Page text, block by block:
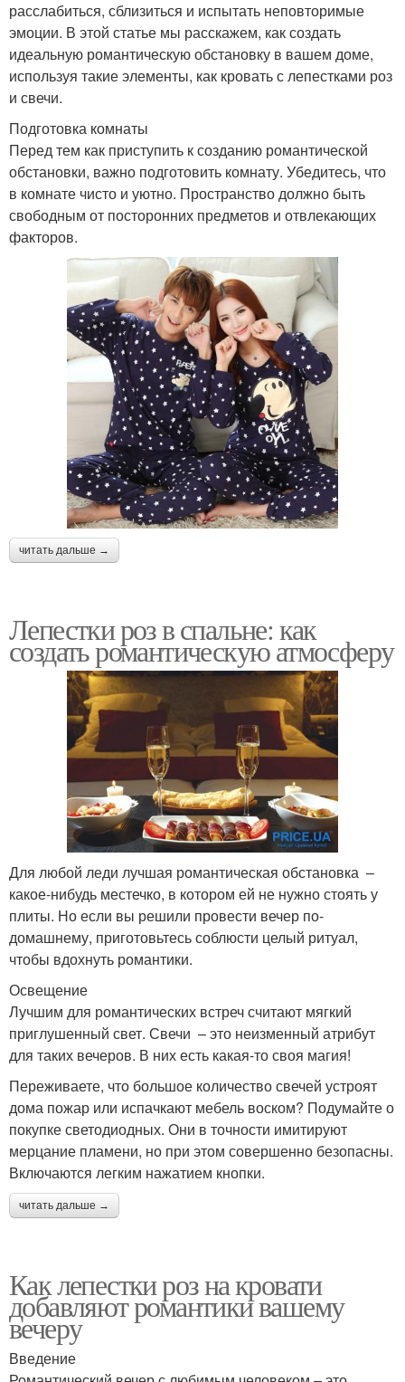
расслабиться, сблизиться и испытать неповторимые
эмоции. В этой статье мы расскажем, как создать
идеальную романтическую обстановку в вашем доме,
используя такие элементы, как кровать с лепестками роз
и свечи.
Подготовка комнаты
Перед тем как приступить к созданию романтической
обстановки, важно подготовить комнату. Убедитесь, что
в комнате чисто и уютно. Пространство должно быть
свободным от посторонних предметов и отвлекающих
факторов.
читать дальше →
Лепестки роз в спальне: как
создать романтическую атмосферу
Для любой леди лучшая романтическая обстановка –
какое-нибудь местечко, в котором ей не нужно стоять у
плиты. Но если вы решили провести вечер по-
домашнему, приготовьтесь соблюсти целый ритуал,
чтобы вдохнуть романтики.
Освещение
Лучшим для романтических встреч считают мягкий
приглушенный свет. Свечи – это неизменный атрибут
для таких вечеров. В них есть какая-то своя магия!
Переживаете, что большое количество свечей устроят
дома пожар или испачкают мебель воском? Подумайте о
покупке светодиодных. Они в точности имитируют
мерцание пламени, но при этом совершенно безопасны.
Включаются легким нажатием кнопки.
читать дальше →
Как лепестки роз на кровати
добавляют романтики вашему
вечеру
Введение